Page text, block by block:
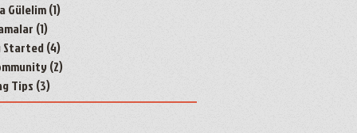
Gülelim(1)
(1)
Started(4)
(2)
Tips (3)